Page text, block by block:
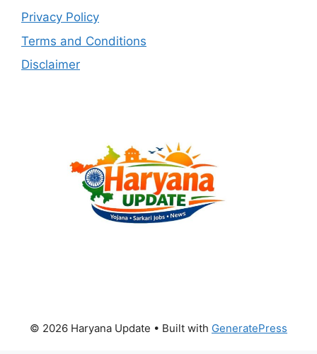
Privacy Policy
Terms and Conditions
Disclaimer
© 2026 Haryana Update • Built with GeneratePress